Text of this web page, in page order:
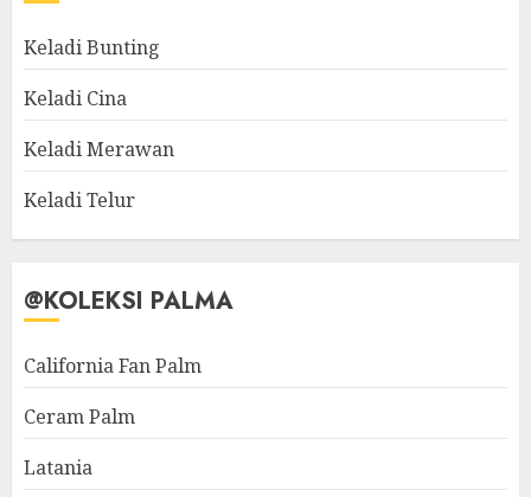
Keladi Bunting
Keladi Cina
Keladi Merawan
Keladi Telur
@KOLEKSI PALMA
California Fan Palm
Ceram Palm
Latania